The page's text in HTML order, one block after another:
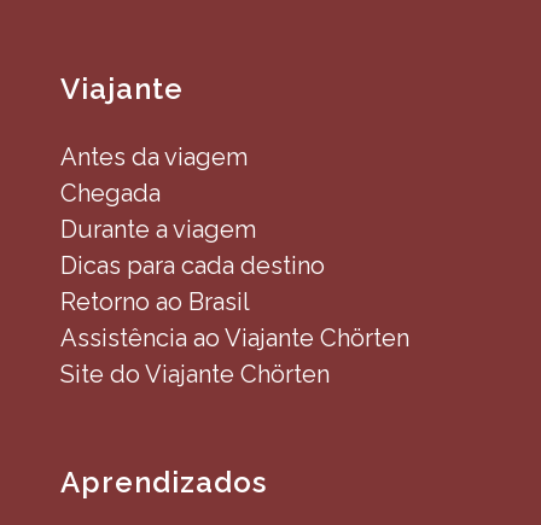
Viajante
Antes da viagem
Chegada
Durante a viagem
Dicas para cada destino
Retorno ao Brasil
Assistência ao Viajante Chörten
Site do Viajante Chörten
Aprendizados